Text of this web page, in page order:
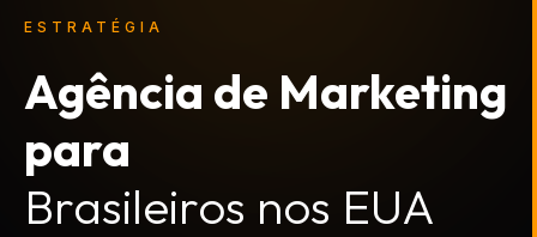
ESTRATÉGIA
Agência de Marketing
para
Brasileiros nos EUA